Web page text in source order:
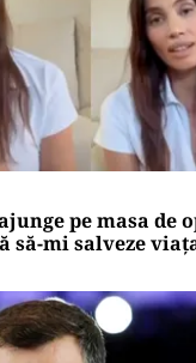
pe masa de
să-mi salveze